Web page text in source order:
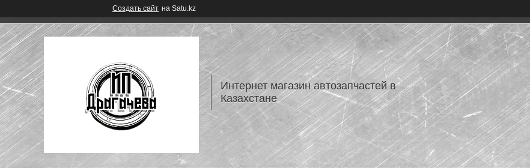
Создать сайт на Satu.kz
Интернет магазин автозапчастей в
Казахстане